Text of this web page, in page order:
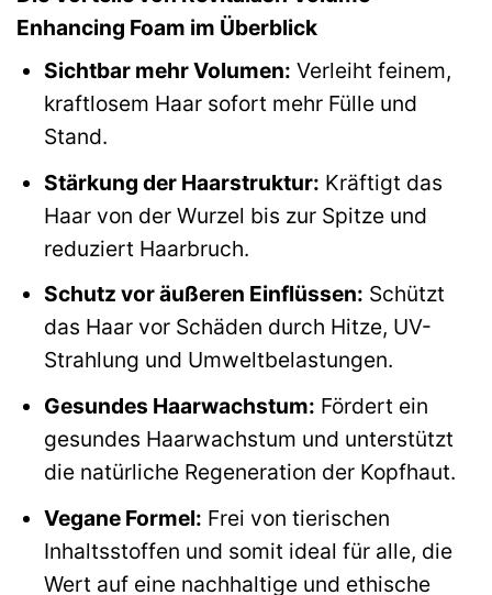
Enhancing Foam im Überblick
Sichtbar mehr Volumen: Verleiht feinem,
kraftlosem Haar sofort mehr Fülle und
Stand.
Stärkung der Haarstruktur: Kräftigt das
Haar von der Wurzel bis zur Spitze und
reduziert Haarbruch.
Schutz vor äußeren Einflüssen: Schützt
das Haar vor Schäden durch Hitze, UV-
Strahlung und Umweltbelastungen.
Gesundes Haarwachstum: Fördert ein
gesundes Haarwachstum und unterstützt
die natürliche Regeneration der Kopfhaut.
Vegane Formel: Frei von tierischen
Inhaltsstoffen und somit ideal für alle, die
Wert auf eine nachhaltige und ethische